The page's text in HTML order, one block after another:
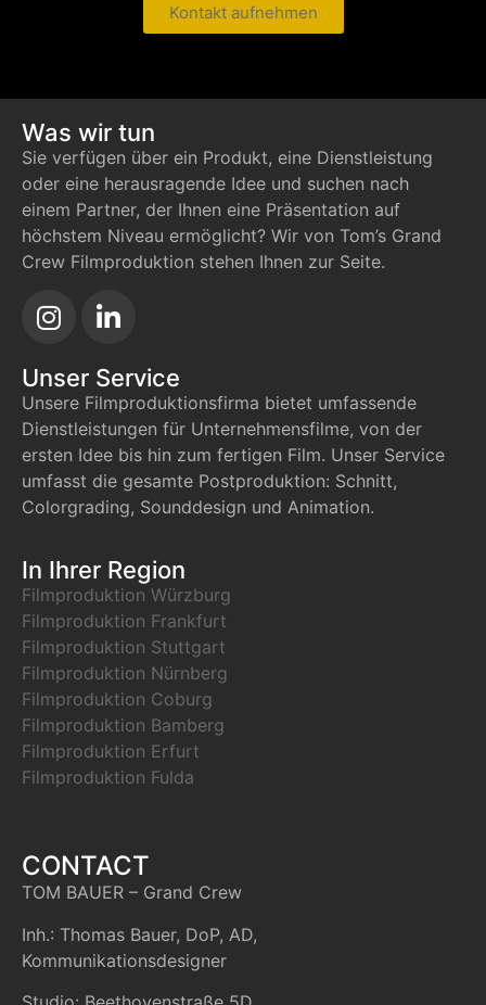
Kontakt aufnehmen
Was wir tun
Sie verfügen über ein Produkt, eine Dienstleistung
oder eine herausragende Idee und suchen nach
einem Partner, der Ihnen eine Präsentation auf
höchstem Niveau ermöglicht? Wir von Tom’s Grand
Crew Filmproduktion stehen Ihnen zur Seite.
Unser Service
Unsere Filmproduktionsfirma bietet umfassende
Dienstleistungen für Unternehmensfilme, von der
ersten Idee bis hin zum fertigen Film. Unser Service
umfasst die gesamte Postproduktion: Schnitt,
Colorgrading, Sounddesign und Animation.
In Ihrer Region
Filmproduktion Würzburg
Filmproduktion Frankfurt
Filmproduktion Stuttgart
Filmproduktion Nürnberg
Filmproduktion Coburg
Filmproduktion Bamberg
Filmproduktion Erfurt
Filmproduktion Fulda
CONTACT
TOM BAUER – Grand Crew
Inh.: Thomas Bauer, DoP, AD,
Kommunikationsdesigner